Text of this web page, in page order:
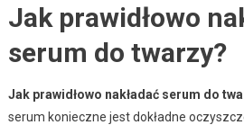
Jak prawidłowo
serum do twarzy?
Jak prawidłowo nakładać serum do
serum konieczne jest dokładne